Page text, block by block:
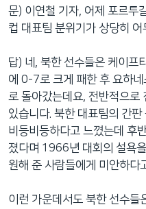
메
인
비
게
이
션
으
로
이
검
문) 이연철 기자, 어제 포르투
컵 대표팀 분위기가 상당히
답) 네, 북한 선수들은 케이프
에 0-7로 크게 패한 후 요하
로 돌아갔는데요, 전반적으로
있습니다. 북한 대표팀의 간
비등비등하다고 느꼈는데 후
졌다며 1966년 대회의 설욕
원해 준 사람들에게 미안하다
이런 가운데서도 북한 선수들